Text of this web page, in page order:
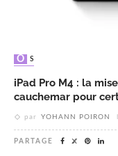
OS
iPad Pro M4 : la
cauchemar pour
par YOHANN POIRON
PARTAGE